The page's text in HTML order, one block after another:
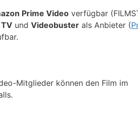
Prime Video verfügbar
und Videobuster als Anbieter (
Mitglieder können den Film im